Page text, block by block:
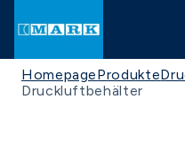
HomepageProdukte
Druckluftbehälter